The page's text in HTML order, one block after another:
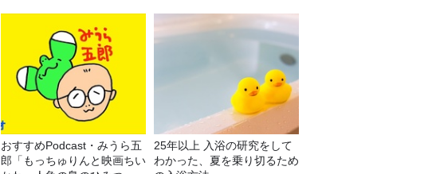
おすすめPodcast・みうら五
郎「もっちゅりんと映画ちい
25年以上 入浴の研究をして
わかった、夏を乗り切るため